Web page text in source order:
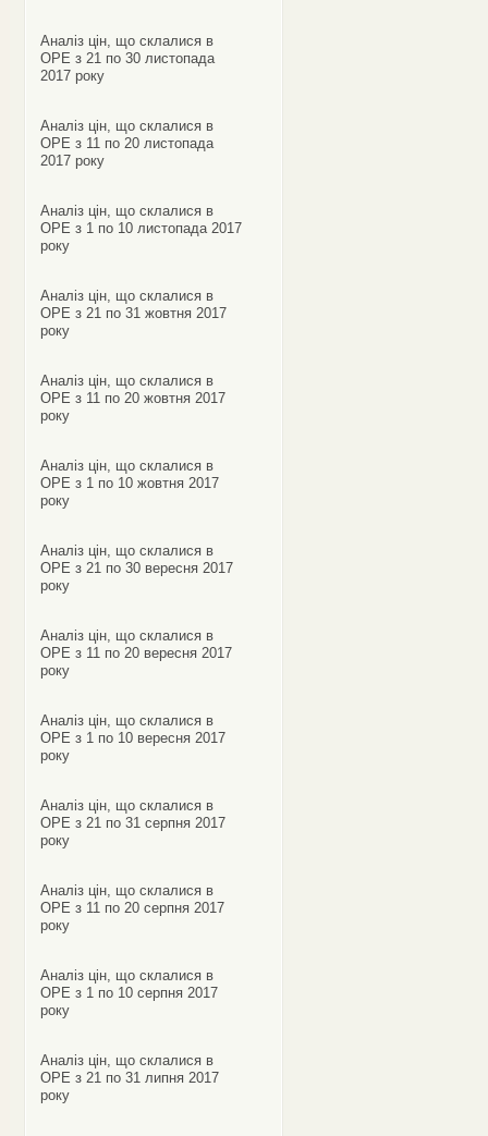
Аналіз цін, що склалися в
ОРЕ з 21 по 30 листопада
2017 року
Аналіз цін, що склалися в
ОРЕ з 11 по 20 листопада
2017 року
Аналіз цін, що склалися в
ОРЕ з 1 по 10 листопада 2017
року
Аналіз цін, що склалися в
ОРЕ з 21 по 31 жовтня 2017
року
Аналіз цін, що склалися в
ОРЕ з 11 по 20 жовтня 2017
року
Аналіз цін, що склалися в
ОРЕ з 1 по 10 жовтня 2017
року
Аналіз цін, що склалися в
ОРЕ з 21 по 30 вересня 2017
року
Аналіз цін, що склалися в
ОРЕ з 11 по 20 вересня 2017
року
Аналіз цін, що склалися в
ОРЕ з 1 по 10 вересня 2017
року
Аналіз цін, що склалися в
ОРЕ з 21 по 31 серпня 2017
року
Аналіз цін, що склалися в
ОРЕ з 11 по 20 серпня 2017
року
Аналіз цін, що склалися в
ОРЕ з 1 по 10 серпня 2017
року
Аналіз цін, що склалися в
ОРЕ з 21 по 31 липня 2017
року